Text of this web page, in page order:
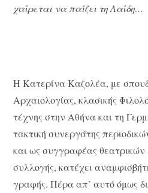
χαίρεται να παίζει τη Λαίδη…
Η Κατερίνα Καζολέα, με
Αρχαιολογίας, κλασικής
τέχνης στην Αθήνα και τη
τακτική συνεργάτης
και ως συγγραφέας θεατρικών
συλλογής, κατέχει
γραφής. Πέρα απ’ αυτό όμως